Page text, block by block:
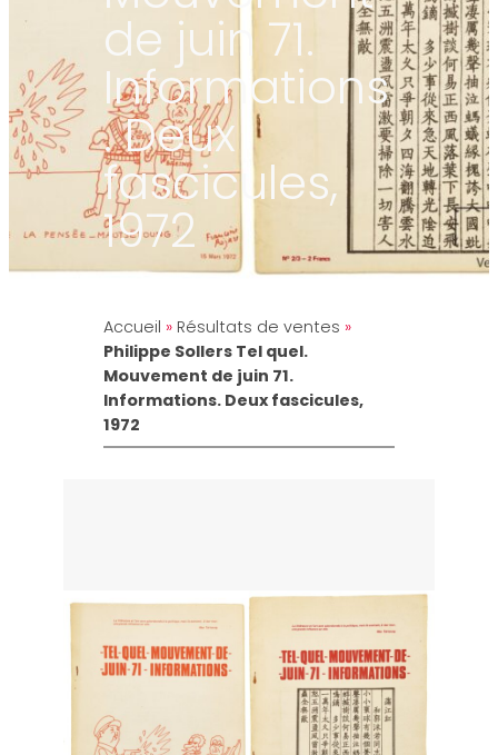
de juin 71.
Informations
. Deux
fascicules,
1972
Accueil » Résultats de ventes »
Philippe Sollers Tel quel.
Mouvement de juin 71.
Informations. Deux fascicules,
1972